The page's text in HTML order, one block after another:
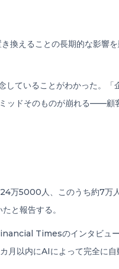
ることの長期的な影響を
ていることがわかった。「
ッドそのものが崩れる——顧
万5000人、このうち約7万
と報告する。
Timesのインタビュー
月以内にAIによって完全に自